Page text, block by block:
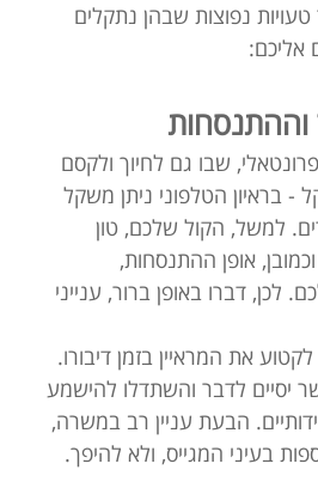
נפוצות שבהן נתקלים
אליכם:
שבו גם לחיוך ולקסם
בראיון הטלפוני ניתן משקל
למשל, הקול שלכם, טון
אופן ההתנסחות,
לכן, דברו באופן ברור, ענייני
את המראיין בזמן דיבורו.
יסיים לדבר והשתדלו להישמע
הבעת עניין רב במשרה,
בעיני המגייס, ולא להיפך.